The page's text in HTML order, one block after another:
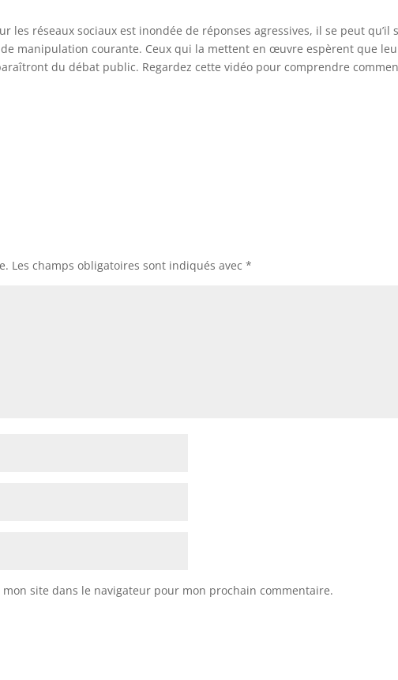
les réseaux sociaux est inondée de réponses agressives, il se peut qu’il
manipulation courante. Ceux qui la mettent en œuvre espèrent que
du débat public. Regardez cette vidéo pour comprendre
Les champs obligatoires sont indiqués avec*
site dans le navigateur pour mon prochain commentaire.